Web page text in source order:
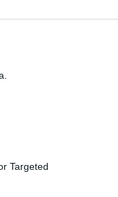
Targeted
bázisidőszakot
a
akik a
százalékkal